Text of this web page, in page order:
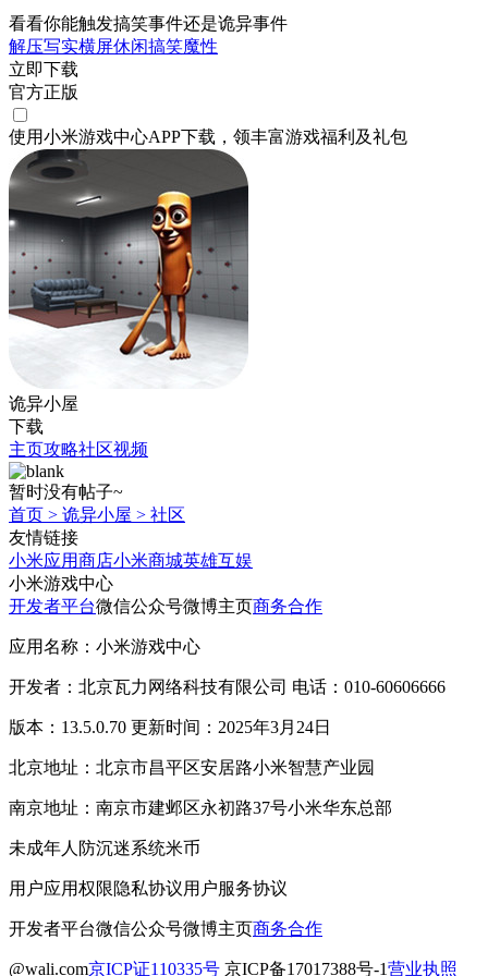
看看你能触发搞笑事件还是诡异事件
解压写实横屏休闲搞笑魔性
立即下载
官方正版
使用小米游戏中心APP下载 ，领丰富游戏福利 及礼包
诡异小屋
下载
主页攻略社区视频
暂时没有帖子~
首页 > 诡异小屋 > 社区
友情链接
小米应用商店小米商城英雄互娱
小米游戏中心
开发者平台微信公众号微博主页商务合作
应用名称：小米游戏中心
开发者：北京瓦力网络科技有限公司 电话：010-60606666
版本：13.5.0.70 更新时间：2025年3月24日
北京地址：北京市昌平区安居路小米智慧产业园
南京地址：南京市建邺区永初路37号小米华东总部
未成年人防沉迷系统米币
用户应用权限隐私协议用户服务协议
开发者平台微信公众号微博主页商务合作
@wali.com京ICP证110335号 京ICP备17017388号-1营业执照